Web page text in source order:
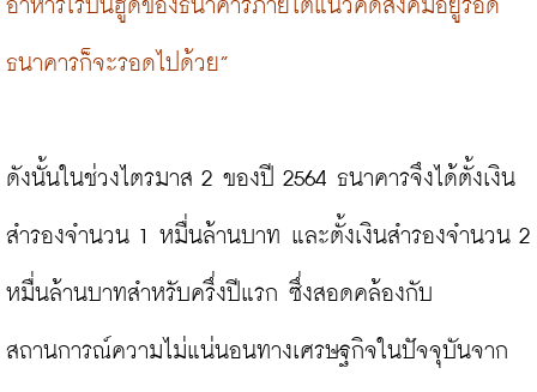
อาหารโรบินฮู้ดของธนาคารภายใต้แนวคิดสังคมอยู่รอด
ธนาคารก็จะรอดไปด้วย”
ดังนั้นในช่วงไตรมาส 2 ของปี 2564 ธนาคารจึงได้ตั้งเงิน
สำรองจำนวน 1 หมื่นล้านบาท และตั้งเงินสำรองจำนวน 2
หมื่นล้านบาทสำหรับครึ่งปีแรก ซึ่งสอดคล้องกับ
สถานการณ์ความไม่แน่นอนทางเศรษฐกิจในปัจจุบันจาก